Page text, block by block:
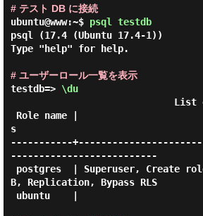
# テスト DB に接続
ubuntu@www:~$ psql testdb
psql (17.4 (Ubuntu 17.4-1))
Type "help" for help.
# ユーザーロール一覧を表示
testdb=> \du
s
-----------
--------------------------
B, Replication, Bypass RLS